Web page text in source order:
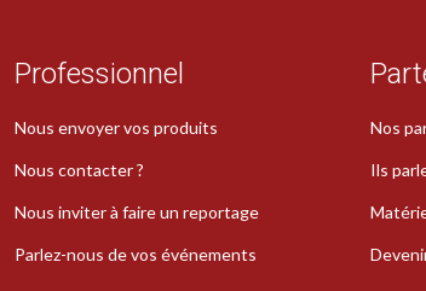
Professionnel
Nous envoyer vos produits
Nous contacter ?
Nous inviter à faire un reportage
Parlez-nous de vos événements
Nos
Ils